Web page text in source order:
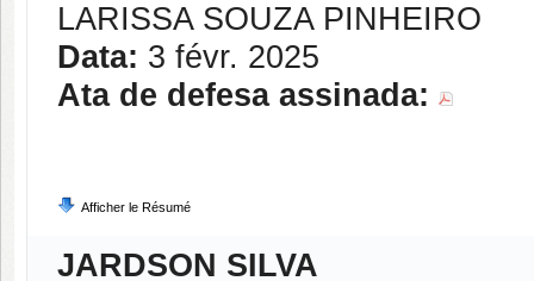
LARISSA SOUZA PINHEIRO
Data: 3 févr. 2025
Ata de defesa assinada:
Afficher le Résumé
JARDSON SILVA